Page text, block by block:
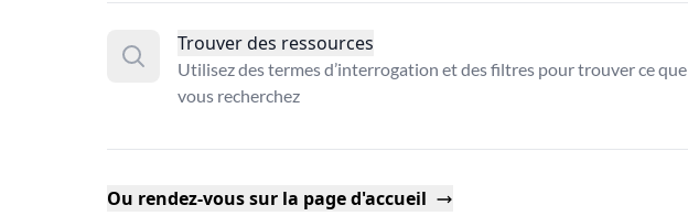
Trouver des ressources
Utilisez des termes d’interrogation et des filtres pour trouver ce que
vous recherchez
Ou rendez-vous sur la page d'accueil